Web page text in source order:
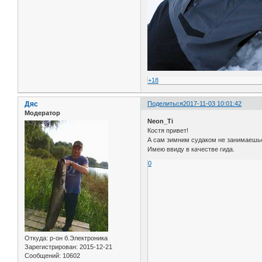
+18
Поделиться2017-11-03 10:01:42
Дяс
Модератор
Откуда: р-он б.Электроника
Зарегистрирован: 2015-12-21
Сообщений: 10602
Neon_Ti
Костя привет!
А сам зимним судаком не
Имею ввиду в качестве гида.
0